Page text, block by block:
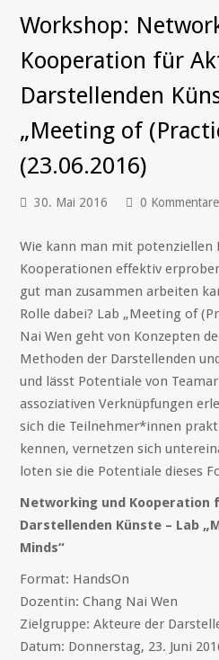
Workshop:
Kooperation für
Darstellenden
„Meeting of
(23.06.2016)
30. Mai 2016 0 Kommentare
Wie kann man mit potenziellen
Kooperationen effektiv
gut man zusammen arbeiten
Rolle dabei? Lab „Meeting of
Nai Wen geht von Konzepten
Methoden der Darstellenden
und lässt Potentiale von
assoziativen Verknüpfungen
sich die Teilnehmer*innen
kennen, vernetzen sich
loten sie die Potentiale dieses
Networking und Kooperation
Darstellenden Künste – Lab
Minds“
Format: HandsOn
Dozentin: Chang Nai Wen
Zielgruppe: Akteure der
Datum: Donnerstag, 23. Juni